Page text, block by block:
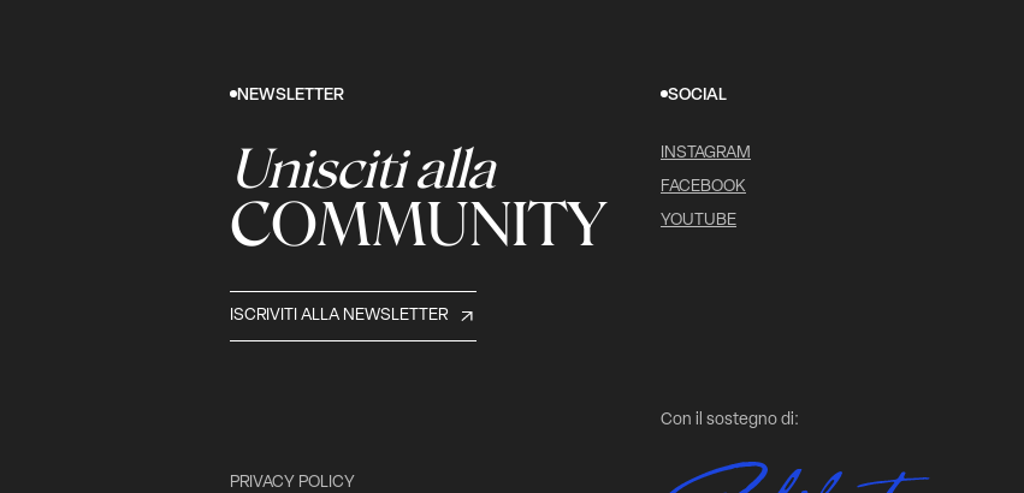
NEWSLETTER
Unisciti alla
COMMUNITY
ISCRIVITI ALLA NEWSLETTER
SOCIAL
INSTAGRAM
FACEBOOK
YOUTUBE
PRIVACY POLICY
Con il sostegno di: